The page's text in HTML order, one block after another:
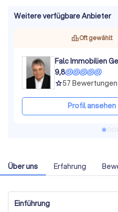
Weitere verfügbare Anbieter
Oft gewählt
Falc Immobilien
9,8
grade57 Bewertungen
Profil ansehen
Über uns Erfahrung
Einführung